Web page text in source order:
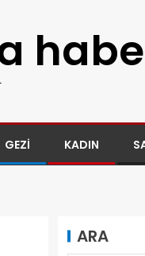
GEZI KADIN
ARA